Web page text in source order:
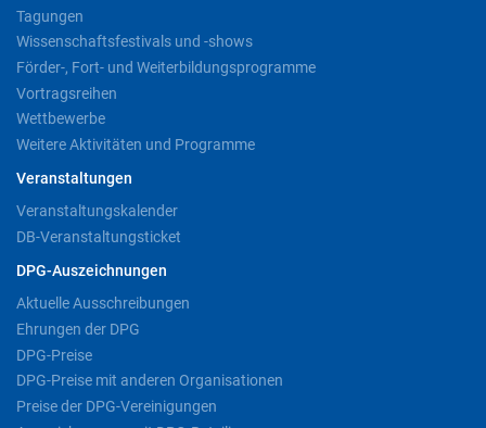
Tagungen
Wissenschaftsfestivals und -shows
Förder-, Fort- und Weiterbildungsprogramme
Vortragsreihen
Wettbewerbe
Weitere Aktivitäten und Programme
Veranstaltungen
Veranstaltungskalender
DB-Veranstaltungsticket
DPG-Auszeichnungen
Aktuelle Ausschreibungen
Ehrungen der DPG
DPG-Preise
DPG-Preise mit anderen Organisationen
Preise der DPG-Vereinigungen